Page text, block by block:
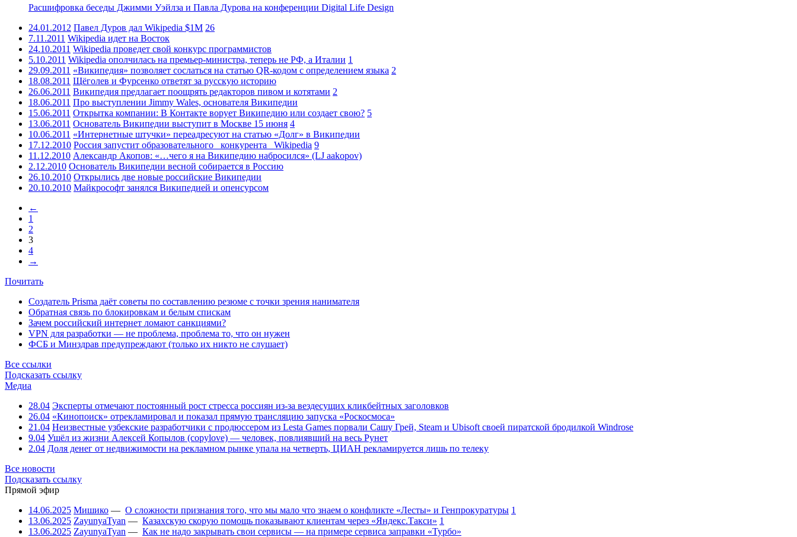
Расшифровка беседы Джимми Уэйлза и Павла Дурова на конференции Digital Life Design
24.01.2012 Павел Дуров дал Wikipedia $1M 26
7.11.2011 Wikipedia идет на Восток
24.10.2011 Wikipedia проведет свой конкурс программистов
5.10.2011 Wikipedia ополчилась на премьер-министра, теперь не РФ, а Италии 1
29.09.2011 «Википедия» позволяет сослаться на статью QR-кодом с определением языка 2
18.08.2011 Щёголев и Фурсенко ответят за русскую историю
26.06.2011 Википедия предлагает поощрять редакторов пивом и котятами 2
18.06.2011 Про выступлении Jimmy Wales, основателя Википедии
15.06.2011 Открытка компании: В Контакте ворует Википедию или создает свою? 5
13.06.2011 Основатель Википедии выступит в Москве 15 июня 4
10.06.2011 «Интернетные штучки» переадресуют на статью «Долг» в Википедии
17.12.2010 Россия запустит образовательного _конкурента_ Wikipedia 9
11.12.2010 Александр Акопов: «…чего я на Википедию набросился» (LJ aakopov)
2.12.2010 Основатель Википедии весной собирается в Россию
26.10.2010 Открылись две новые российские Википедии
20.10.2010 Майкрософт занялся Википедией и опенсурсом
←
1
2
3
4
→
Почитать
Создатель Prisma даёт советы по составлению резюме с точки зрения нанимателя
Обратная связь по блокировкам и белым спискам
Зачем российский интернет ломают санкциями?
VPN для разработки — не проблема, проблема то, что он нужен
ФСБ и Минздрав предупреждают (только их никто не слушает)
Все ссылки
Подсказать ссылку
Медиа
28.04 Эксперты отмечают постоянный рост стресса россиян из-за вездесущих кликбейтных заголовков
26.04 «Кинопоиск» отрекламировал и показал прямую трансляцию запуска «Роскосмоса»
21.04 Неизвестные узбекские разработчики с продюссером из Lesta Games порвали Сашу Грей, Steam и Ubisoft своей пиратской бродилкой Windrose
9.04 Ушёл из жизни Алексей Копылов (copylove) — человек, повлиявший на весь Рунет
2.04 Доля денег от недвижимости на рекламном рынке упала на четверть, ЦИАН рекламируется лишь по телеку
Все новости
Подсказать ссылку
Прямой эфир
14.06.2025 Мишико — О сложности признания того, что мы мало что знаем о конфликте «Лесты» и Генпрокуратуры 1
13.06.2025 ZayunyaTyan — Казахскую скорую помощь показывают клиентам через «Яндекс.Такси» 1
13.06.2025 ZayunyaTyan — Как не надо закрывать свои сервисы — на примере сервиса заправки «Турбо»